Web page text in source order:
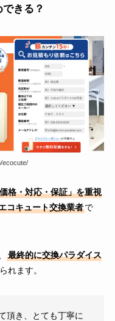
きる？
ecocute/
格・対応・保証」を重視
コキュート交換業者で
最終的に交換パラダイス
れます。
頂き、とても丁寧に